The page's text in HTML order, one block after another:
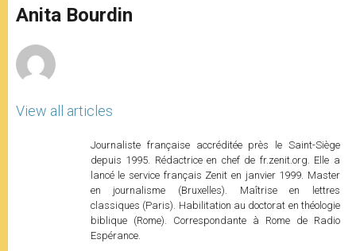
p
p
g
e
o
k
r
Anita Bourdin
View all articles
Journaliste française accréditée près le Saint-Siège
depuis 1995. Rédactrice en chef de fr.zenit.org. Elle a
lancé le service français Zenit en janvier 1999. Master
en journalisme (Bruxelles). Maîtrise en lettres
classiques (Paris). Habilitation au doctorat en théologie
biblique (Rome). Correspondante à Rome de Radio
Espérance.